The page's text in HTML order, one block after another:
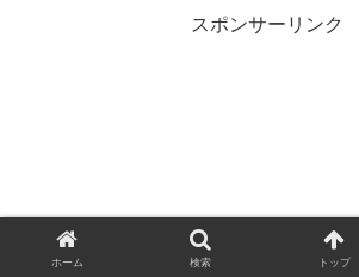
スポンサーリンク
ホーム 検索 トップ